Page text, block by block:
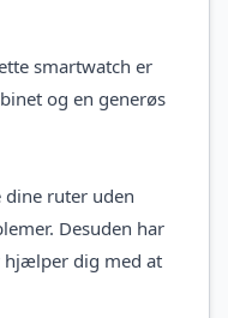
smartwatch er
og en generøs
dine ruter uden
Desuden har
hjælper dig med at